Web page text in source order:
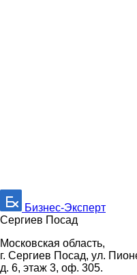
Бизнес-Эксперт
Сергиев Посад
Московская область,
г. Сергиев Посад, ул.
д. 6, этаж 3, оф. 305.